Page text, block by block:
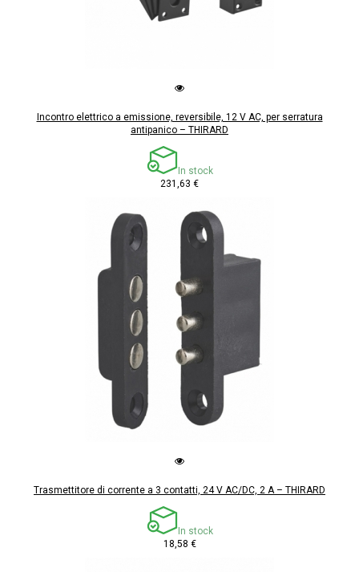
Incontro elettrico a emissione, reversibile, 12 V AC, per serratura
antipanico – THIRARD
In stock
231,63 €
Trasmettitore di corrente a 3 contatti, 24 V AC/DC, 2 A – THIRARD
In stock
18,58 €